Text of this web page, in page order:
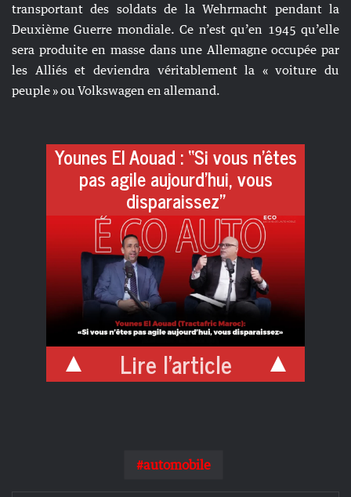
transportant des soldats de la Wehrmacht pendant la
Deuxième Guerre mondiale. Ce n’est qu’en 1945 qu’elle
sera produite en masse dans une Allemagne occupée par
les Alliés et deviendra véritablement la « voiture du
peuple » ou Volkswagen en allemand.
Younes El Aouad : “Si vous n’êtes
pas agile aujourd’hui, vous
disparaissez”
Lire l'article
automobile